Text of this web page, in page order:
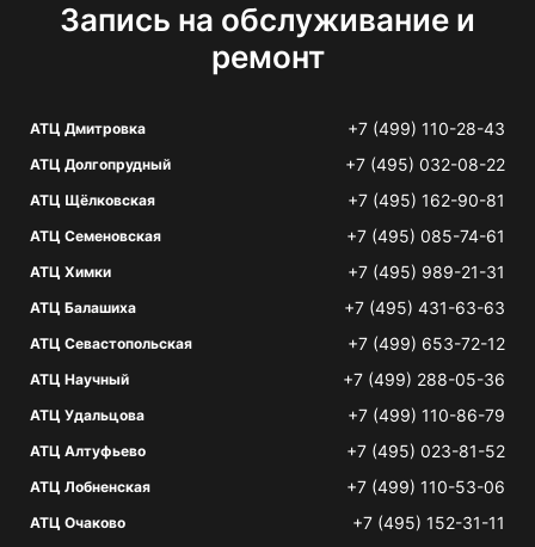
Запись на обслуживание и
ремонт
АТЦ Дмитровка +7 (499) 110-28-43
АТЦ Долгопрудный +7 (495) 032-08-22
АТЦ Щёлковская +7 (495) 162-90-81
АТЦ Семеновская +7 (495) 085-74-61
АТЦ Химки +7 (495) 989-21-31
АТЦ Балашиха +7 (495) 431-63-63
АТЦ Севастопольская +7 (499) 653-72-12
АТЦ Научный +7 (499) 288-05-36
АТЦ Удальцова +7 (499) 110-86-79
АТЦ Алтуфьево +7 (495) 023-81-52
АТЦ Лобненская +7 (499) 110-53-06
АТЦ Очаково +7 (495) 152-31-11